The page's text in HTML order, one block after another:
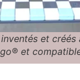
et
et